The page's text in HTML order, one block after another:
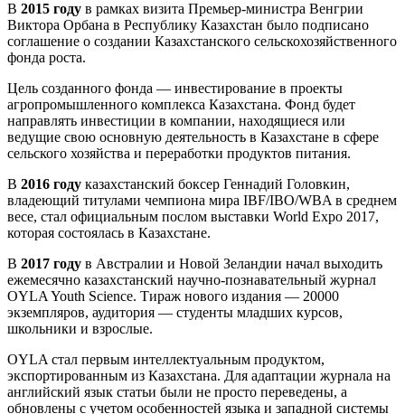
В 2015 году в рамках визита Премьер-министра Венгрии
Виктора Орбана в Республику Казахстан было подписано
соглашение о создании Казахстанского сельскохозяйственного
фонда роста.
Цель созданного фонда — инвестирование в проекты
агропромышленного комплекса Казахстана. Фонд будет
направлять инвестиции в компании, находящиеся или
ведущие свою основную деятельность в Казахстане в сфере
сельского хозяйства и переработки продуктов питания.
В 2016 году казахстанский боксер Геннадий Головкин,
владеющий титулами чемпиона мира IBF/IBO/WBA в среднем
весе, стал официальным послом выставки World Expo 2017,
которая состоялась в Казахстане.
В 2017 году в Австралии и Новой Зеландии начал выходить
ежемесячно казахстанский научно-познавательный журнал
OYLA Youth Science. Тираж нового издания — 20000
экземпляров, аудитория — студенты младших курсов,
школьники и взрослые.
OYLA стал первым интеллектуальным продуктом,
экспортированным из Казахстана. Для адаптации журнала на
английский язык статьи были не просто переведены, а
обновлены с учетом особенностей языка и западной системы